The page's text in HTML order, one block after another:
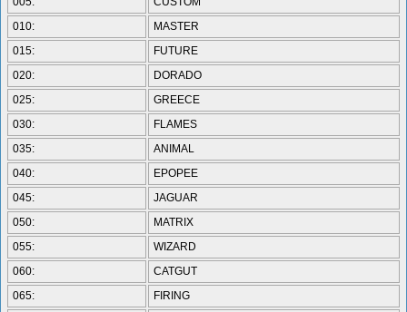
010:
MASTER
015:
FUTURE
020:
DORADO
025:
GREECE
030:
FLAMES
035:
ANIMAL
040:
EPOPEE
045:
JAGUAR
050:
MATRIX
055:
WIZARD
060:
CATGUT
065:
FIRING